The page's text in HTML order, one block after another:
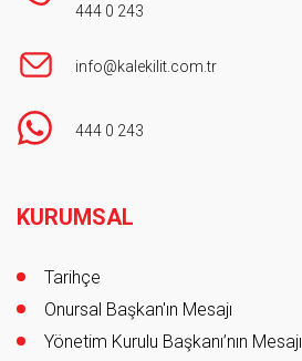
444 0 243
info@kalekilit.com.tr
444 0 243
KURUMSAL
Tarihçe
Onursal Başkan'ın Mesajı
Yönetim Kurulu Başkanı’nın Mesajı